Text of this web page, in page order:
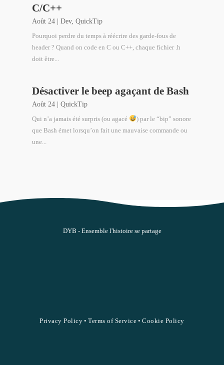
C/C++
Août 24| Dev, QuickTip
Pourquoi perdre du temps à réécrire des garde-fous de
header ? Quand on code en C ou C++, chaque fichier .h
doit être...
Désactiver le beep agaçant de Bash
Août 24| QuickTip
Qui n’a jamais été surpris (ou agacé
) par le “bip” sonore
que Bash émet lorsqu’on fait une mauvaise commande ou
une...
DYB - Ensemble l'histoire se partage
Privacy Policy •Terms of Service • Cookie Policy